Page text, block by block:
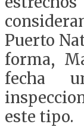
Puerto
forma,
fecha
este tipo.